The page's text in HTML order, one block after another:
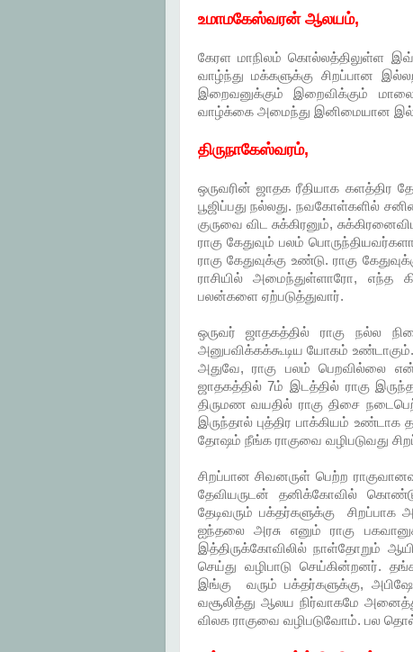
உமாமகேஸ்வரன் ஆலயம்,
கேரள மாநிலம் கொல்லத்திலுள்ள
வாழ்ந்து மக்களுக்கு சிறப்பான
இறைவனுக்கும் இறைவிக்கும்
வாழ்க்கை அமைந்து இனிமையான
திருநாகேஸ்வரம்,
ஒருவரின் ஜாதக ரீதியாக களத்திர
பூஜிப்பது நல்லது. நவகோள்களில்
குருவை விட சுக்கிரனும்,
ராகு கேதுவும் பலம்
ராகு கேதுவுக்கு உண்டு. ராகு
ராசியில் அமைந்துள்ளாரோ, எந்த
பலன்களை ஏற்படுத்துவார்.
ஒருவர் ஜாதகத்தில் ராகு நல்ல
அனுபவிக்கக்கூடிய யோகம்
அதுவே, ராகு பலம் பெறவில்லை
ஜாதகத்தில் 7ம் இடத்தில் ராகு
திருமண வயதில் ராகு திசை
இருந்தால் புத்திர பாக்கியம்
தோஷம் நீங்க ராகுவை வழிபடுவது
சிறப்பான சிவனருள் பெற்ற
தேவியருடன் தனிக்கோவில்
தேடிவரும் பக்தர்களுக்கு
ஐந்தலை அரசு எனும் ராகு
இத்திருக்கோவிலில் நாள்தோறும்
செய்து வழிபாடு செய்கின்றனர்.
இங்கு வரும் பக்தர்களுக்கு,
வசூலித்து ஆலய நிர்வாகமே
விலக ராகுவை வழிபடுவோம். பல